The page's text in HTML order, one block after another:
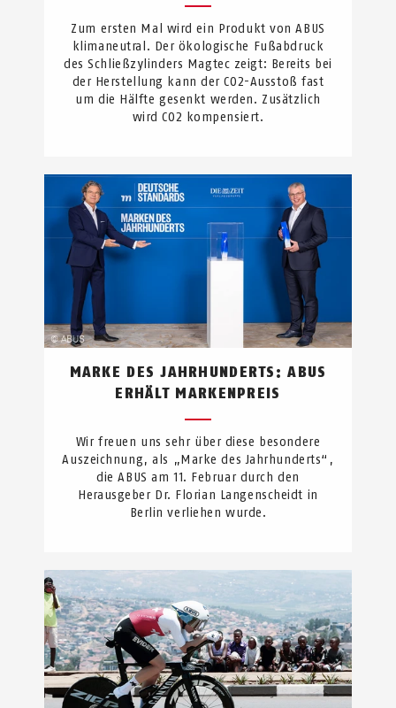
Zum ersten Mal wird ein Produkt von ABUS
klimaneutral. Der ökologische Fußabdruck
des Schließzylinders Magtec zeigt: Bereits bei
der Herstellung kann der CO2-Ausstoß fast
um die Hälfte gesenkt werden. Zusätzlich
wird CO2 kompensiert.
MARKE DES JAHRHUNDERTS: ABUS
ERHÄLT MARKENPREIS
Wir freuen uns sehr über diese besondere
Auszeichnung, als „Marke des Jahrhunderts“,
die ABUS am 11. Februar durch den
Herausgeber Dr. Florian Langenscheidt in
Berlin verliehen wurde.